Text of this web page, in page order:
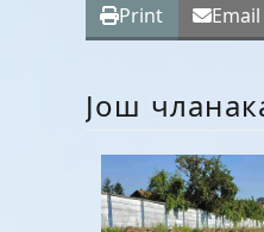
Print Email
Још